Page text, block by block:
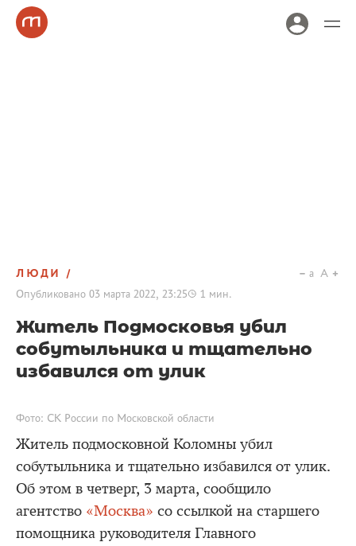
ЛЮДИ
Опубликовано 03 марта 2022, 23:25 1 мин.
a A
Житель Подмосковья убил
собутыльника и тщательно
избавился от улик
Фото: СК России по Московской области
Житель подмосковной Коломны убил
собутыльника и тщательно избавился от улик.
Об этом в четверг, 3 марта, сообщило
агентство «Москва» со ссылкой на старшего
помощника руководителя Главного